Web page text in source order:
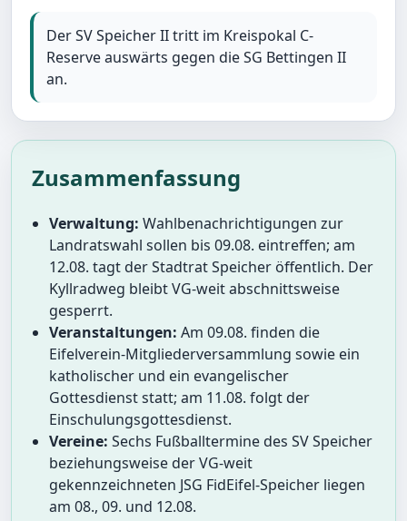
Der SV Speicher II tritt im Kreispokal C-
Reserve auswärts gegen die SG Bettingen II
an.
Zusammenfassung
Verwaltung: Wahlbenachrichtigungen zur
Landratswahl sollen bis 09.08. eintreffen; am
12.08. tagt der Stadtrat Speicher öffentlich. Der
Kyllradweg bleibt VG-weit abschnittsweise
gesperrt.
Veranstaltungen: Am 09.08. finden die
Eifelverein-Mitgliederversammlung sowie ein
katholischer und ein evangelischer
Gottesdienst statt; am 11.08. folgt der
Einschulungsgottesdienst.
Vereine: Sechs Fußballtermine des SV Speicher
beziehungsweise der VG-weit
gekennzeichneten JSG FidEifel-Speicher liegen
am 08., 09. und 12.08.